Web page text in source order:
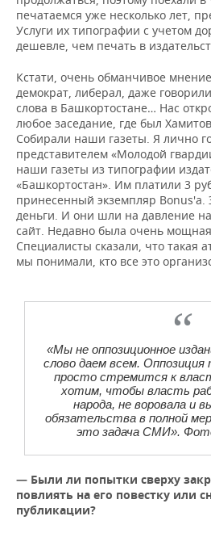
печатаемся уже несколько лет,
Услуги их типографии с учетом
дешевле, чем печать в
Кстати, очень обманчивое
демократ, либерал, даже
слова в Башкортостане… Нас
любое заседание, где был
Собирали наши газеты. Я лично
представителем «Молодой
наши газеты из типографии
«Башкортостан». Им платили 3
принесенный экземпляр Bonus'a.
деньги. И они шли на давление
сайт. Недавно была очень мощная
Специалисты сказали, что такая
мы понимали, кто все это
«Мы не оппозиционное
слово даем всем. Оппозиция
просто стремится к
хотим, чтобы власть
народа, не воровала и
обязательства в полной
это задача СМИ».
— Были ли попытки сверху
повлиять на его повестку или
публикации?